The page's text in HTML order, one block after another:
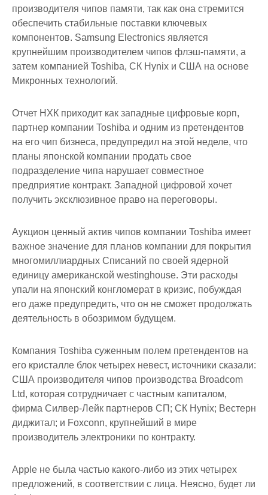
производителя чипов памяти, так как она стремится
обеспечить стабильные поставки ключевых
компонентов. Samsung Electronics является
крупнейшим производителем чипов флэш-памяти, а
затем компанией Toshiba, СК Hynix и США на основе
Микронных технологий.
Отчет НХК приходит как западные цифровые корп,
партнер компании Toshiba и одним из претендентов
на его чип бизнеса, предупредил на этой неделе, что
планы японской компании продать свое
подразделение чипа нарушает совместное
предприятие контракт. Западной цифровой хочет
получить эксклюзивное право на переговоры.
Аукцион ценный актив чипов компании Toshiba имеет
важное значение для планов компании для покрытия
многомиллиардных Списаний по своей ядерной
единицу американской westinghouse. Эти расходы
упали на японский конгломерат в кризис, побуждая
его даже предупредить, что он не сможет продолжать
деятельность в обозримом будущем.
Компания Toshiba суженным полем претендентов на
его кристалле блок четырех невест, источники сказали:
США производителя чипов производства Broadcom
Ltd, которая сотрудничает с частным капиталом,
фирма Силвер-Лейк партнеров СП; СК Hynix; Вестерн
диджитал; и Foxconn, крупнейший в мире
производитель электроники по контракту.
Apple не была частью какого-либо из этих четырех
предложений, в соответствии с лица. Неясно, будет ли